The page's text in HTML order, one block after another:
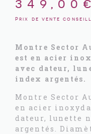
Prix de vente
Montre Sector
est en acier
avec dateur,
index argentés.
Montre Sector
en acier
dateur, lunette
argentés.